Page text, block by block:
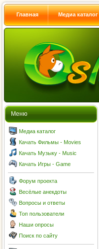
Главная Медиа каталог
Меню
Медиа каталог
Качать Фильмы - Movies
Качать Музыку - Music
Качать Игры - Game
Форум проекта
Весёлые анекдоты
Вопросы и ответы
Топ пользователи
Наши опросы
Поиск по сайту